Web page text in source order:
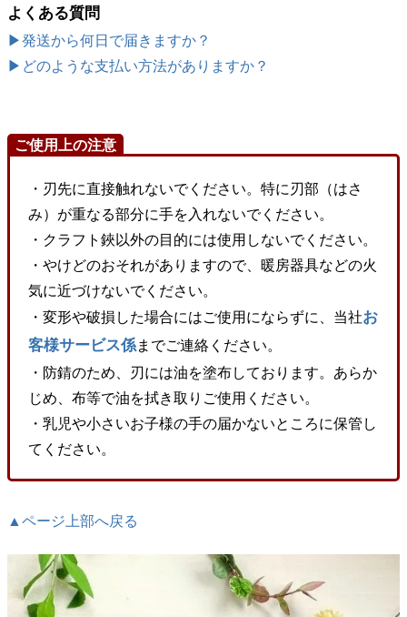
よくある質問
▶発送から何日で届きますか？
▶どのような支払い方法がありますか？
ご使用上の注意
・刃先に直接触れないでください。特に刃部（はさ
み）が重なる部分に手を入れないでください。
・クラフト鋏以外の目的には使用しないでください。
・やけどのおそれがありますので、暖房器具などの火
気に近づけないでください。
・変形や破損した場合にはご使用にならずに、当社お
客様サービス係までご連絡ください。
・防錆のため、刃には油を塗布しております。あらか
じめ、布等で油を拭き取りご使用ください。
・乳児や小さいお子様の手の届かないところに保管し
てください。
▲ページ上部へ戻る